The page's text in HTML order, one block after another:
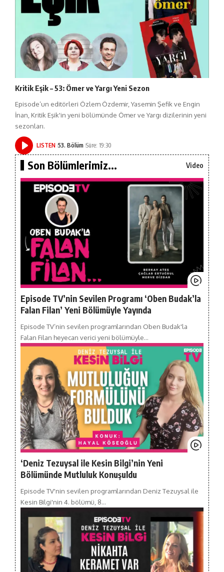
Kritik Eşik – 53: Ömer ve Yargı Yeni Sezon
Episode’un editörleri Özlem Özdemir, Yasemin Şefik ve Engin
İnan, Kritik Eşik'in yeni bölümünde Ömer ve Yargı dizilerinin yeni
sezonları.
LISTEN 53. Bölüm Süre: 19:30
Son Bölümlerimiz... Video
Episode TV’nin Sevilen Programı ‘Oben Budak’la
Falan Filan’ Yeni Bölümüyle Yayında
Episode TV’nin sevilen programlarından Oben Budak'la
Falan Filan heyecan verici yeni bölümüyle…
‘Deniz Tezuysal ile Kesin Bilgi’nin Yeni
Bölümünde Mutluluk Konuşuldu
Episode TV'nin sevilen programlarından Deniz Tezuysal ile
Kesin Bilgi'nin 4. bölümü, 8…